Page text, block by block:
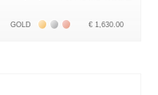
GOLD Жёлтое золото 18К
Белое золото 18К
Розовое золото 18К
€ 1,630.00